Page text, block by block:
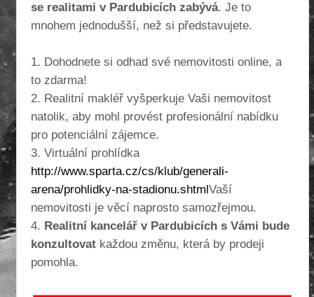
se realitami v Pardubicích zabývá. Je to
mnohem jednodušší, než si představujete.
1. Dohodnete si odhad své nemovitosti online, a
to zdarma!
2. Realitní makléř vyšperkuje Vaši nemovitost
natolik, aby mohl provést profesionální nabídku
pro potenciální zájemce.
3. Virtuální prohlídka
http://www.sparta.cz/cs/klub/generali-
arena/prohlidky-na-stadionu.shtml Vaší
nemovitosti je věcí naprosto samozřejmou.
4. Realitní kancelář v Pardubicích s Vámi bude
konzultovat každou změnu, která by prodeji
pomohla.